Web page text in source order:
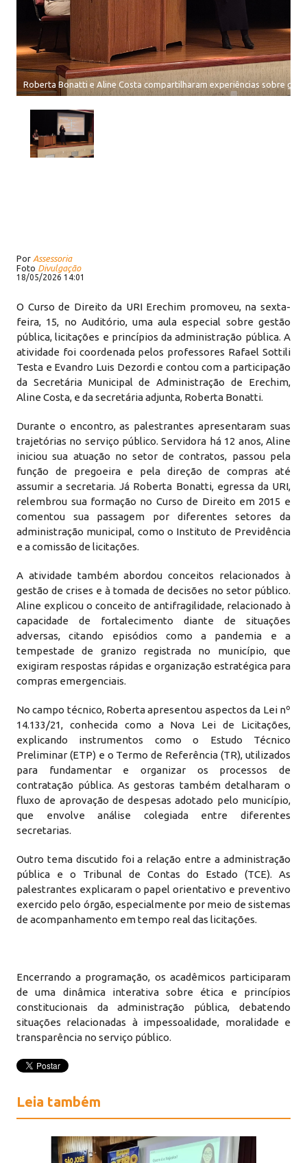
Roberta Bonatti e Aline Costa compartilharam experiências sobre
Por Assessoria
Foto Divulgação
18/05/2026 14:01
O Curso de Direito da URI Erechim promoveu, na sexta-
feira, 15, no Auditório, uma aula especial sobre gestão
pública, licitações e princípios da administração pública. A
atividade foi coordenada pelos professores Rafael Sottili
Testa e Evandro Luis Dezordi e contou com a participação
da Secretária Municipal de Administração de Erechim,
Aline Costa, e da secretária adjunta, Roberta Bonatti.
Durante o encontro, as palestrantes apresentaram suas
trajetórias no serviço público. Servidora há 12 anos, Aline
iniciou sua atuação no setor de contratos, passou pela
função de pregoeira e pela direção de compras até
assumir a secretaria. Já Roberta Bonatti, egressa da URI,
relembrou sua formação no Curso de Direito em 2015 e
comentou sua passagem por diferentes setores da
administração municipal, como o Instituto de Previdência
e a comissão de licitações.
A atividade também abordou conceitos relacionados à
gestão de crises e à tomada de decisões no setor público.
Aline explicou o conceito de antifragilidade, relacionado à
capacidade de fortalecimento diante de situações
adversas, citando episódios como a pandemia e a
tempestade de granizo registrada no município, que
exigiram respostas rápidas e organização estratégica para
compras emergenciais.
No campo técnico, Roberta apresentou aspectos da Lei nº
14.133/21, conhecida como a Nova Lei de Licitações,
explicando instrumentos como o Estudo Técnico
Preliminar (ETP) e o Termo de Referência (TR), utilizados
para fundamentar e organizar os processos de
contratação pública. As gestoras também detalharam o
fluxo de aprovação de despesas adotado pelo município,
que envolve análise colegiada entre diferentes
secretarias.
Outro tema discutido foi a relação entre a administração
pública e o Tribunal de Contas do Estado (TCE). As
palestrantes explicaram o papel orientativo e preventivo
exercido pelo órgão, especialmente por meio de sistemas
de acompanhamento em tempo real das licitações.
Encerrando a programação, os acadêmicos participaram
de uma dinâmica interativa sobre ética e princípios
constitucionais da administração pública, debatendo
situações relacionadas à impessoalidade, moralidade e
transparência no serviço público.
Leia também